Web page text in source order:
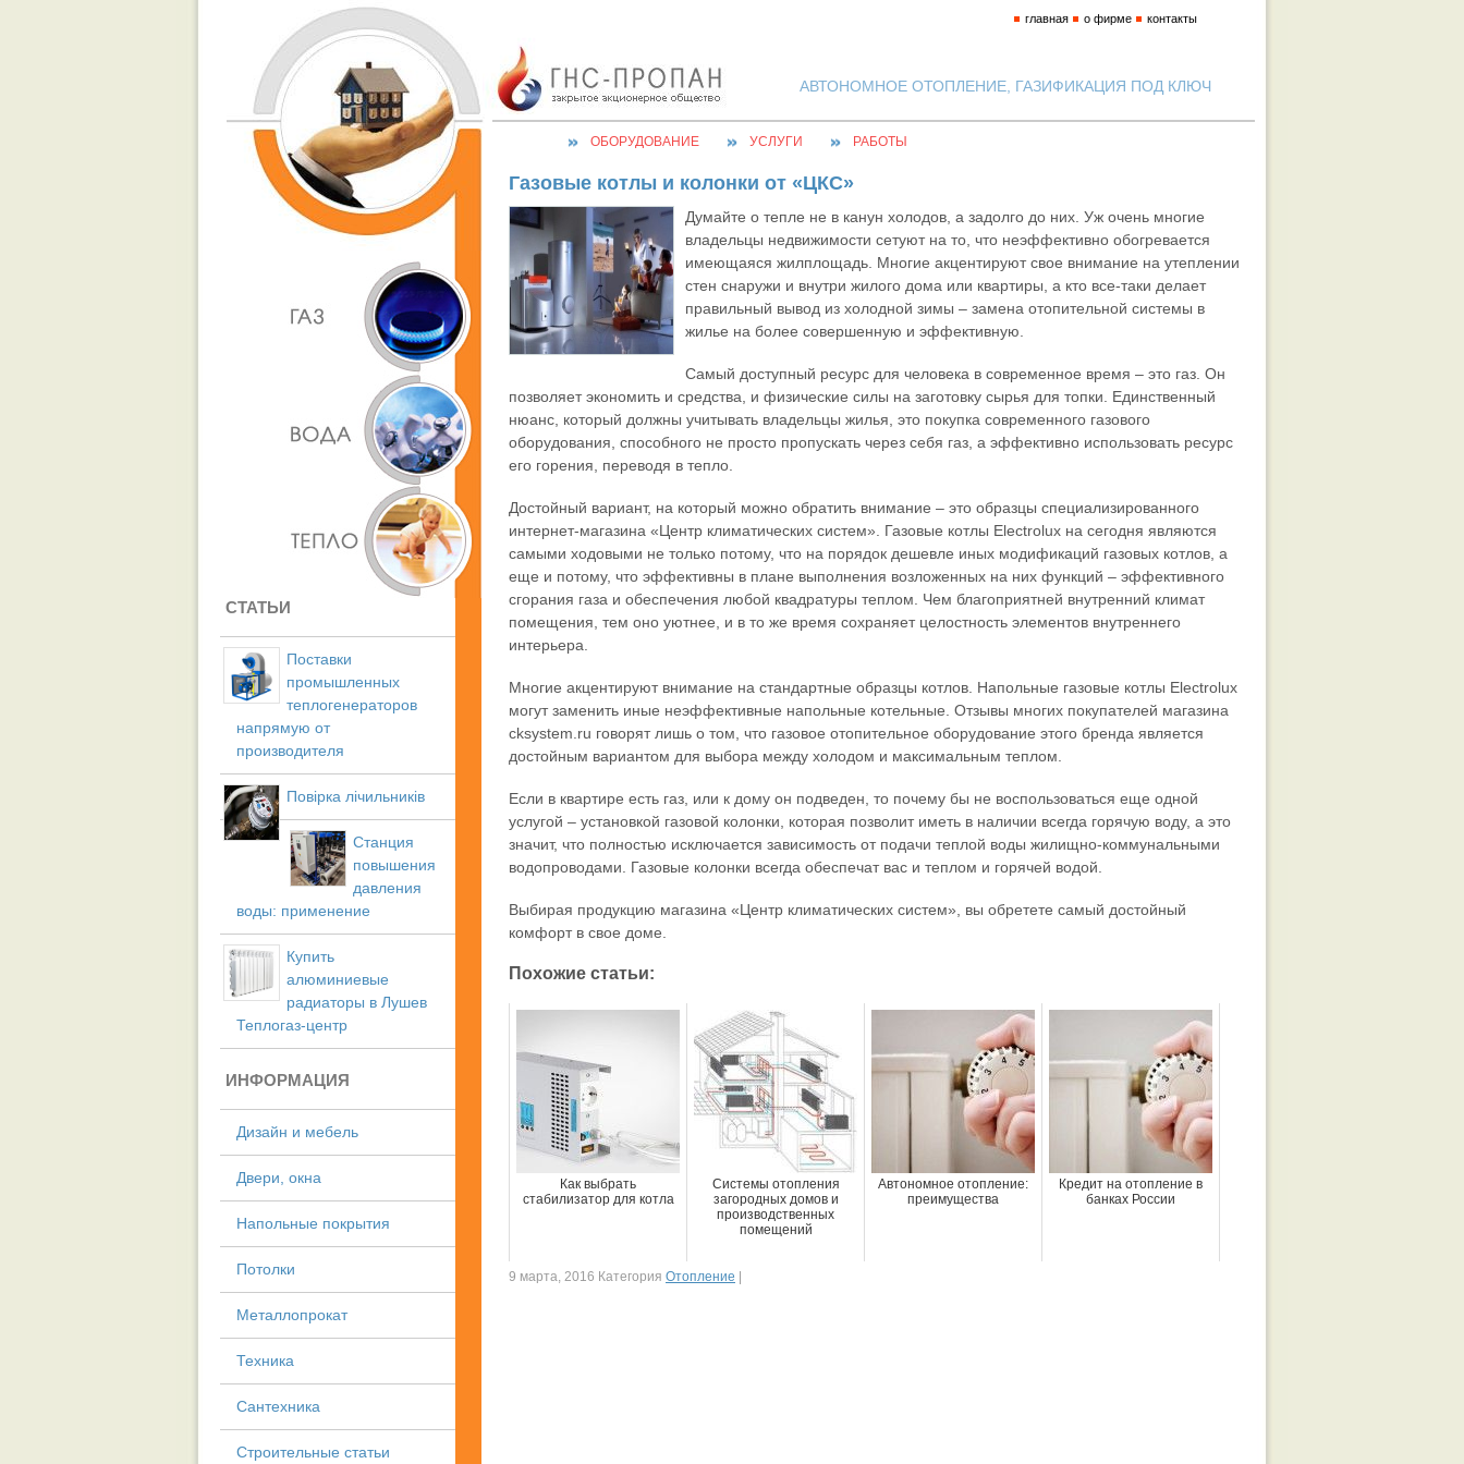
АВТОНОМНОЕ ОТОПЛЕНИЕ, ГАЗИФИКАЦИЯ ПОД КЛЮЧ
главная о фирме контакты
ОБОРУДОВАНИЕ УСЛУГИ РАБОТЫ
СТАТЬИ
Поставки
промышленных
теплогенераторов
напрямую от
производителя
Повірка лічильників
Станция
повышения
давления
воды: применение
Купить
алюминиевые
радиаторы в Лушев
Теплогаз-центр
ИНФОРМАЦИЯ
Дизайн и мебель
Двери, окна
Напольные покрытия
Потолки
Металлопрокат
Техника
Сантехника
Строительные статьи
Газовые котлы и колонки от «ЦКС»
Думайте о тепле не в канун холодов, а задолго до них. Уж очень многие
владельцы недвижимости сетуют на то, что неэффективно обогревается
имеющаяся жилплощадь. Многие акцентируют свое внимание на утеплении
стен снаружи и внутри жилого дома или квартиры, а кто все-таки делает
правильный вывод из холодной зимы – замена отопительной системы в
жилье на более совершенную и эффективную.
Самый доступный ресурс для человека в современное время – это газ. Он
позволяет экономить и средства, и физические силы на заготовку сырья для топки. Единственный
нюанс, который должны учитывать владельцы жилья, это покупка современного газового
оборудования, способного не просто пропускать через себя газ, а эффективно использовать ресурс
его горения, переводя в тепло.
Достойный вариант, на который можно обратить внимание – это образцы специализированного
интернет-магазина «Центр климатических систем». Газовые котлы Electrolux на сегодня являются
самыми ходовыми не только потому, что на порядок дешевле иных модификаций газовых котлов, а
еще и потому, что эффективны в плане выполнения возложенных на них функций – эффективного
сгорания газа и обеспечения любой квадратуры теплом. Чем благоприятней внутренний климат
помещения, тем оно уютнее, и в то же время сохраняет целостность элементов внутреннего
интерьера.
Многие акцентируют внимание на стандартные образцы котлов. Напольные газовые котлы Electrolux
могут заменить иные неэффективные напольные котельные. Отзывы многих покупателей магазина
cksystem.ru говорят лишь о том, что газовое отопительное оборудование этого бренда является
достойным вариантом для выбора между холодом и максимальным теплом.
Если в квартире есть газ, или к дому он подведен, то почему бы не воспользоваться еще одной
услугой – установкой газовой колонки, которая позволит иметь в наличии всегда горячую воду, а это
значит, что полностью исключается зависимость от подачи теплой воды жилищно-коммунальными
водопроводами. Газовые колонки всегда обеспечат вас и теплом и горячей водой.
Выбирая продукцию магазина «Центр климатических систем», вы обретете самый достойный
комфорт в свое доме.
Похожие статьи:
Как выбрать
стабилизатор для котла
Системы отопления
загородных домов и
производственных
помещений
Автономное отопление:
преимущества
Кредит на отопление в
банках России
9 марта, 2016 Категория Отопление